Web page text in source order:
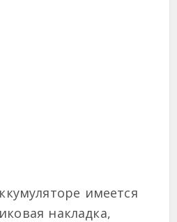
имеется
накладка,